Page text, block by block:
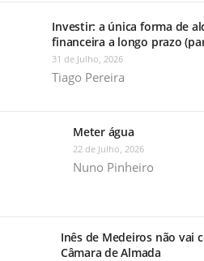
Investir: a única forma de
financeira a longo prazo
31 de Julho, 2026
Tiago Pereira
Meter água
22 de Julho, 2026
Nuno Pinheiro
Inês de Medeiros não vai
Câmara de Almada